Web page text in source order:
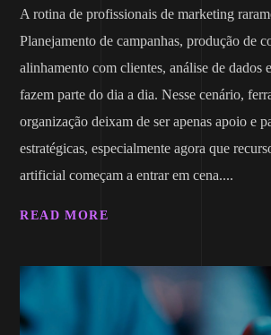
A rotina de profissionais de marketing
Planejamento de campanhas, produção de
alinhamento com clientes, análise de dados
fazem parte do dia a dia. Nesse cenário,
organização deixam de ser apenas apoio e
estratégicas, especialmente agora que
artificial começam a entrar em cena....
READ MORE